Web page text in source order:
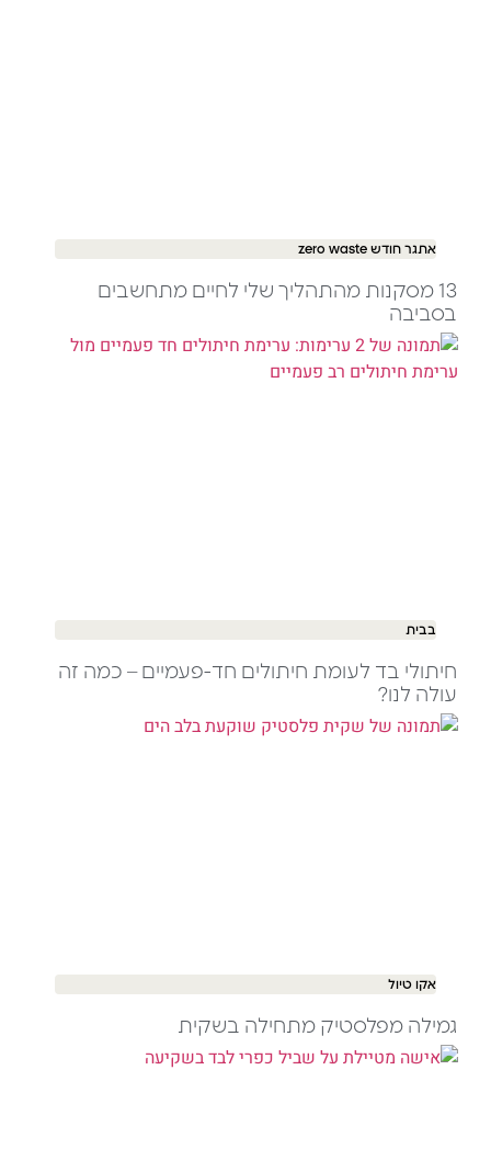
אתגר חודש zero waste
13 מסקנות מהתהליך שלי לחיים מתחשבים
בסביבה
בבית
חיתולי בד לעומת חיתולים חד-פעמיים – כמה זה
עולה לנו?
אקו טיול
גמילה מפלסטיק מתחילה בשקית